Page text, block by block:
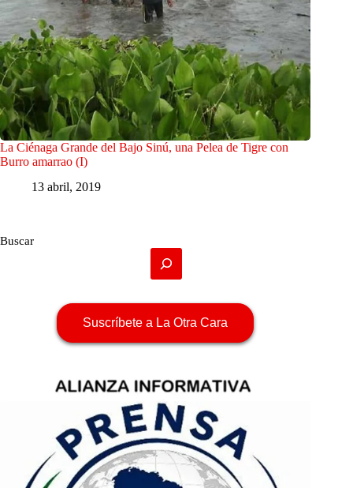
La Ciénaga Grande del Bajo Sinú, una Pelea de Tigre con
Burro amarrao (I)
13 abril, 2019
Buscar
Suscríbete a La Otra Cara